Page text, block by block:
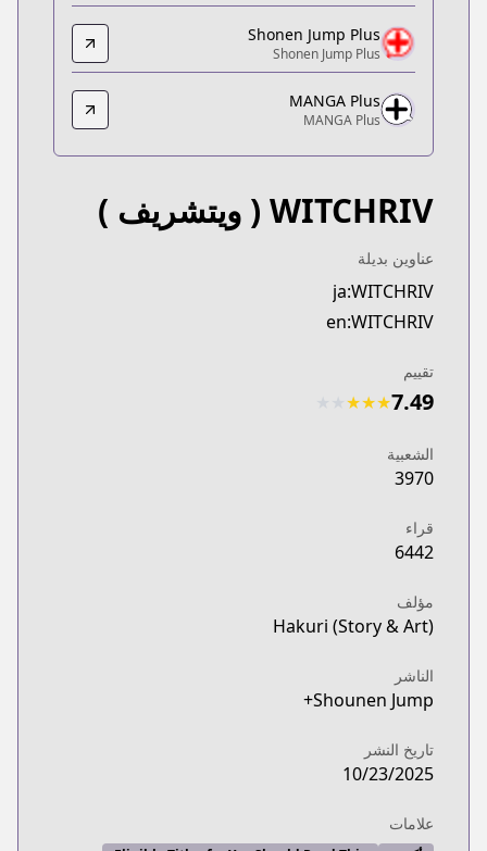
https://x.com/WITCHRIV
Shonen Jump Plus
Shonen Jump Plus
episode/17107094911495282262
MANGA Plus
Shonen Jump Plus
Shonen Jump Plus
MANGA Plus
MANGA Plus
WITCHRIV ( ويتشريف )
عناوين بديلة
ja:WITCHRIV
en:WITCHRIV
تقييم
7.49
★
★
★
الشعبية
3970
قراء
6442
مؤلف
Hakuri (Story & Art)
الناشر
Shounen Jump+
تاريخ النشر
10/23/2025
علامات